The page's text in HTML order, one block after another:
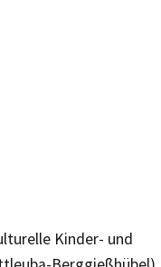
Kinder- und